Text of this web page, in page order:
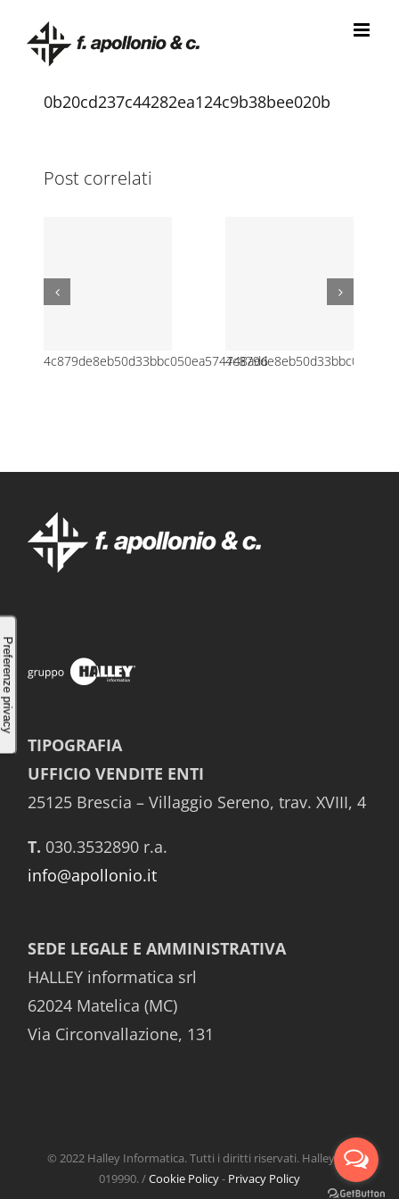
contenuto
0b20cd237c44282ea124c9b38bee020b
Post correlati
4c879de8eb50d33bbc050ea574748ad6
TIPOGRAFIA
UFFICIO VENDITE ENTI
25125 Brescia – Villaggio Sereno, trav. XVIII, 4
T. 030.3532890 r.a.
info@apollonio.it
SEDE LEGALE E AMMINISTRATIVA
HALLEY informatica srl
62024 Matelica (MC)
Via Circonvallazione, 131
© 2022 Halley Informatica. Tutti i diritti riservati. Halley EG
019990. /Cookie Policy- Privacy Policy